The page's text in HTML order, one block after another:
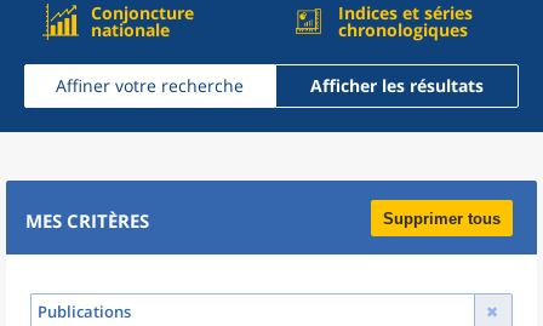
Conjoncture
nationale
Indices et séries
chronologiques
Affiner votre recherche Afficher les résultats
MES CRITÈRES Supprimer tous
Publications